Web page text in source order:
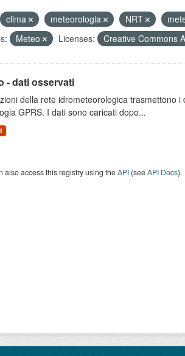
clima meteorologia NRT
Meteo Licenses: Creative Commons
- dati osservati
della rete idrometeorologica trasmettono
GPRS. I dati sono caricati dopo...
also access this registry using theAPI(seeAPI Docs).